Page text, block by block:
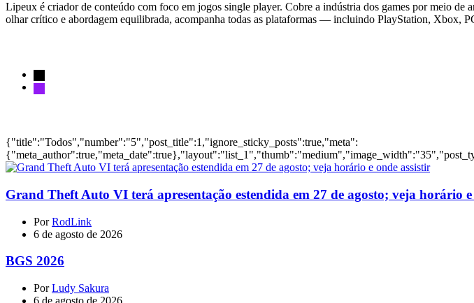
Lipeux é criador de conteúdo com foco em jogos single player. Cobre a indústria dos games por meio
olhar crítico e abordagem equilibrada, acompanha todas as plataformas — incluindo PlayStation, Xbox,
{"title":"Todos","number":"5","post_title":1,"ignore_sticky_posts":true,"meta":
Grand Theft Auto VI terá apresentação estendida em 27 de agosto; veja horário e
PorRodLink
6 de agosto de 2026
BGS 2026
PorLudy Sakura
6 de agosto de 2026